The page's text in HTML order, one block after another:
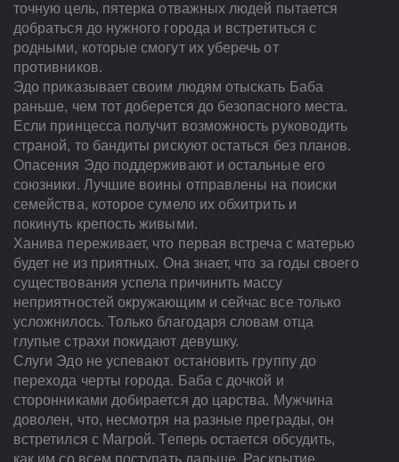
точную цель, пятерка отважных людей пытается
добраться до нужного города и встретиться с
родными, которые смогут их уберечь от
противников.
Эдо приказывает своим людям отыскать Баба
раньше, чем тот доберется до безопасного места.
Если принцесса получит возможность руководить
страной, то бандиты рискуют остаться без планов.
Опасения Эдо поддерживают и остальные его
союзники. Лучшие воины отправлены на поиски
семейства, которое сумело их обхитрить и
покинуть крепость живыми.
Ханива переживает, что первая встреча с матерью
будет не из приятных. Она знает, что за годы своего
существования успела причинить массу
неприятностей окружающим и сейчас все только
усложнилось. Только благодаря словам отца
глупые страхи покидают девушку.
Слуги Эдо не успевают остановить группу до
перехода черты города. Баба с дочкой и
сторонниками добирается до царства. Мужчина
доволен, что, несмотря на разные преграды, он
встретился с Магрой. Теперь остается обсудить,